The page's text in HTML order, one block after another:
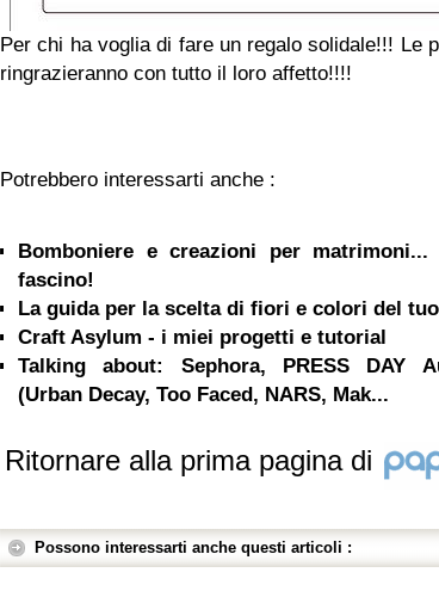
Per chi ha voglia di fare un regalo solidale!!! Le
ringrazieranno con tutto il loro affetto!!!!
Potrebbero interessarti anche :
Bomboniere e creazioni per
fascino!
La guida per la scelta di fiori e colori del
Craft Asylum - i miei progetti e tutorial
Talking about: Sephora, PRESS DAY
(Urban Decay, Too Faced, NARS, Mak...
Ritornare alla prima pagina di
Possono interessarti anche questi articoli :